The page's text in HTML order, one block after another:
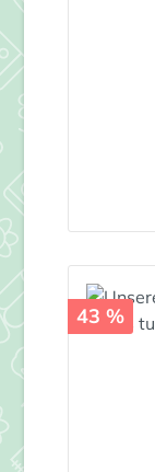
43 %